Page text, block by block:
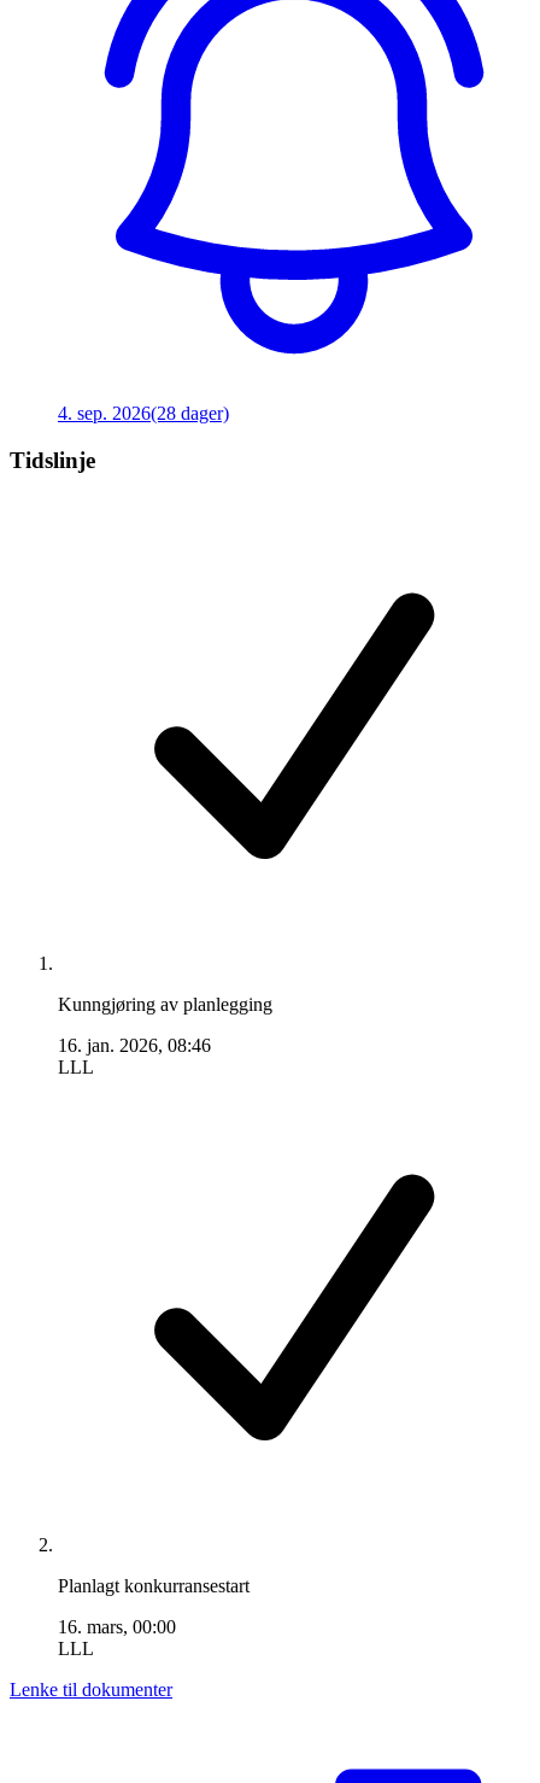
4. sep. 2026(28 dager)
Tidslinje
Kunngjøring av planlegging
16. jan. 2026, 08:46
LLL
Planlagt konkurransestart
16. mars, 00:00
LLL
Lenke til dokumenter